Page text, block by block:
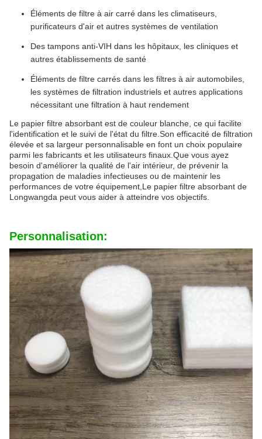
Éléments de filtre à air carré dans les climatiseurs,
purificateurs d'air et autres systèmes de ventilation
Des tampons anti-VIH dans les hôpitaux, les cliniques et
autres établissements de santé
Éléments de filtre carrés dans les filtres à air automobiles,
les systèmes de filtration industriels et autres applications
nécessitant une filtration à haut rendement
Le papier filtre absorbant est de couleur blanche, ce qui facilite
l'identification et le suivi de l'état du filtre.Son efficacité de filtration
élevée et sa largeur personnalisable en font un choix populaire
parmi les fabricants et les utilisateurs finaux.Que vous ayez
besoin d'améliorer la qualité de l'air intérieur, de prévenir la
propagation de maladies infectieuses ou de maintenir les
performances de votre équipement,Le papier filtre absorbant de
Longwangda peut vous aider à atteindre vos objectifs.
Personnalisation: